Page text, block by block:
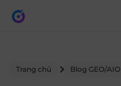
Trang chủ Blog GEO/AIO